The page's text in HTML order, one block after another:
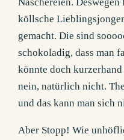
köllsche
gemacht. Die sind
schokoladig, dass man
könnte doch
nein, natürlich nicht.
und das kann man sich
Aber Stopp! Wie